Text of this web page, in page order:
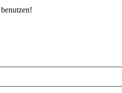
benutzen!